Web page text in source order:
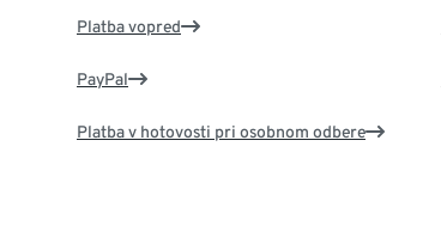
Platba vopred
PayPal
Platba v hotovosti pri osobnom odbere